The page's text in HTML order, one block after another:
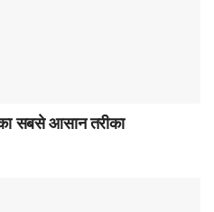
सबसे आसान तरीका